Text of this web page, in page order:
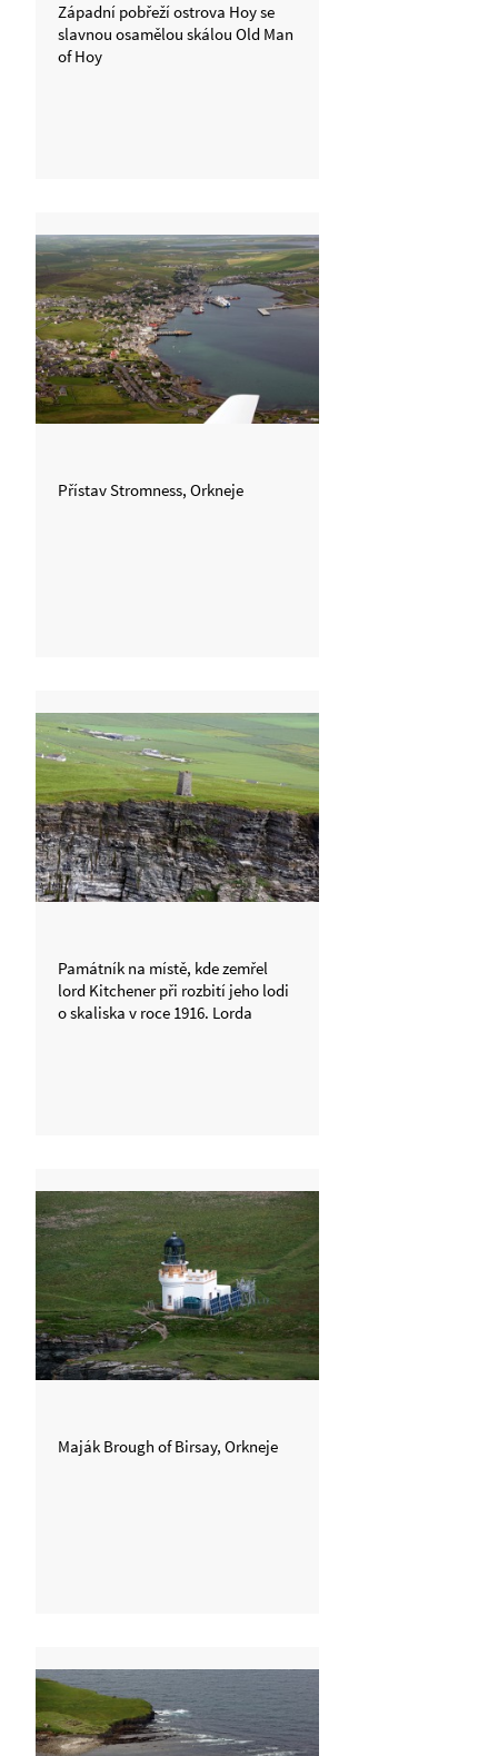
Západní pobřeží ostrova Hoy se
slavnou osamělou skálou Old Man
of Hoy
Přístav Stromness, Orkneje
Památník na místě, kde zemřel
lord Kitchener při rozbití jeho lodi
o skaliska v roce 1916. Lorda
Maják Brough of Birsay, Orkneje